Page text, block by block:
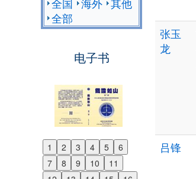
全国 海外 其他
全部
电子书
1 2 3 4 5
6
7
8 9 10
11
Previous
Next
张玉
龙
吕锋